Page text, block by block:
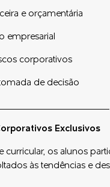
e orçamentária
empresarial
corporativos
de decisão
Exclusivos
curricular, os alunos
às tendências e